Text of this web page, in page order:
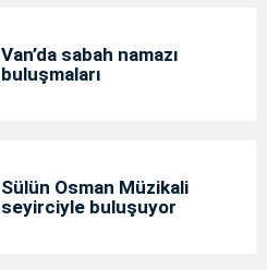
Van’da sabah namazı
buluşmaları
Sülün Osman Müzikali
seyirciyle buluşuyor